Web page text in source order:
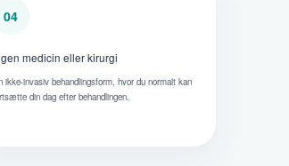
04
medicin eller kirurgi
ikke-invasiv behandlingsform, hvor du normalt kan
din dag efter behandlingen.